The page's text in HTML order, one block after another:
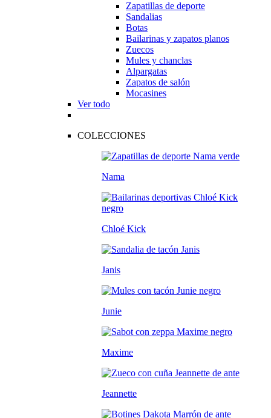
Zapatillas de deporte
Sandalias
Botas
Bailarinas y zapatos planos
Zuecos
Mules y chanclas
Alpargatas
Zapatos de salón
Mocasines
Ver todo
COLECCIONES
Nama
Chloé Kick
Janis
Junie
Maxime
Jeannette